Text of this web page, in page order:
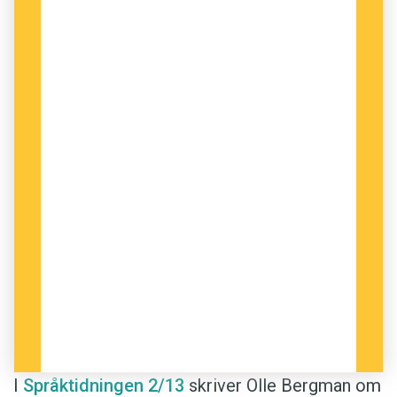
I Språktidningen 2/13 skriver Olle Bergman om